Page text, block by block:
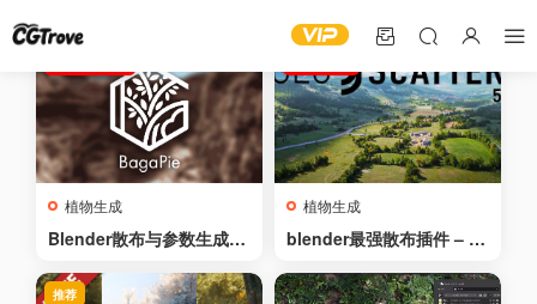
植物生成
Blender散布与参数生成插
植物生成
blender最强散布插件 – G
推荐